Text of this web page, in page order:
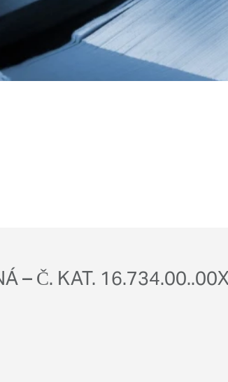
– Č. KAT.